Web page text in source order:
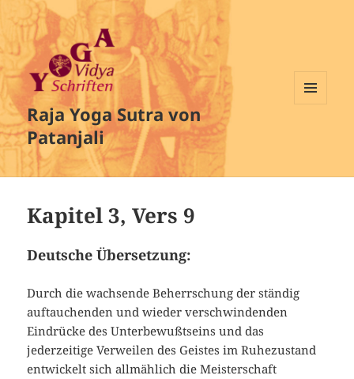
Raja Yoga Sutra von
Patanjali
Kapitel 3, Vers 9
Deutsche Übersetzung:
Durch die wachsende Beherrschung der ständig
auftauchenden und wieder verschwindenden
Eindrücke des Unterbewußtseins und das
jederzeitige Verweilen des Geistes im Ruhezustand
entwickelt sich allmählich die Meisterschaft